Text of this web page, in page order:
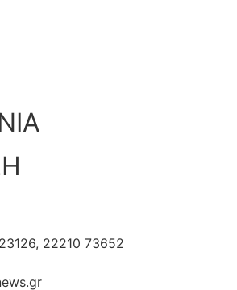
του Βούρκου
αναμένεται να ξεκινήσουν
με αρχικό προϋπολογισμό
22210 73652